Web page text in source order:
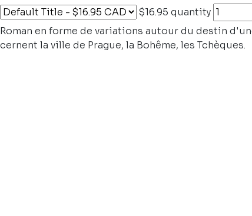
$16.95 quantity
Roman en forme de variations autour du destin
cernent la ville de Prague, la Bohême, les Tchèques.